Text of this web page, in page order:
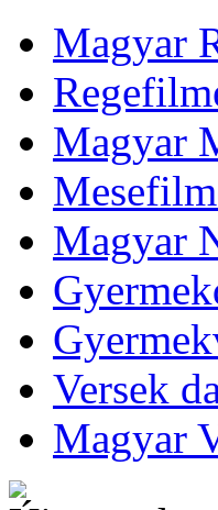
Magyar
Magyar
Magyar
Versek
Magyar